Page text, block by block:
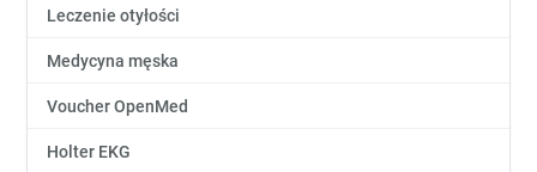
Leczenie otyłości
Medycyna męska
Voucher OpenMed
Holter EKG